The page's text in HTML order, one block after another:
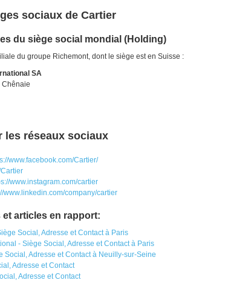
sociaux de Cartier
du siège social mondial (Holding)
du groupe Richemont, dont le siège est en Suisse :
SA
Chênaie
les réseaux sociaux
www.facebook.com/Cartier/
www.instagram.com/cartier
www.linkedin.com/company/cartier
et articles en rapport:
Social, Adresse et Contact à Paris
- Siège Social, Adresse et Contact à Paris
Social, Adresse et Contact à Neuilly-sur-Seine
Adresse et Contact
Adresse et Contact